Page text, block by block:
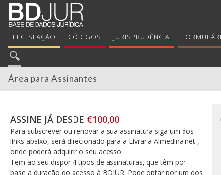
LEGISLAÇÃO CÓDIGOS JURISPRUDÊNCIA
Área para Assinantes
ASSINE JÁ DESDE €100,00
Para subscrever ou renovar a sua assinatura siga um dos
links abaixo, será direcionado para a Livraria Almedina.net ,
onde poderá adquirir o seu acesso.
Tem ao seu dispor 4 tipos de assinaturas, que têm por
base a duração do acesso à BDJUR. Pode optar por um dos